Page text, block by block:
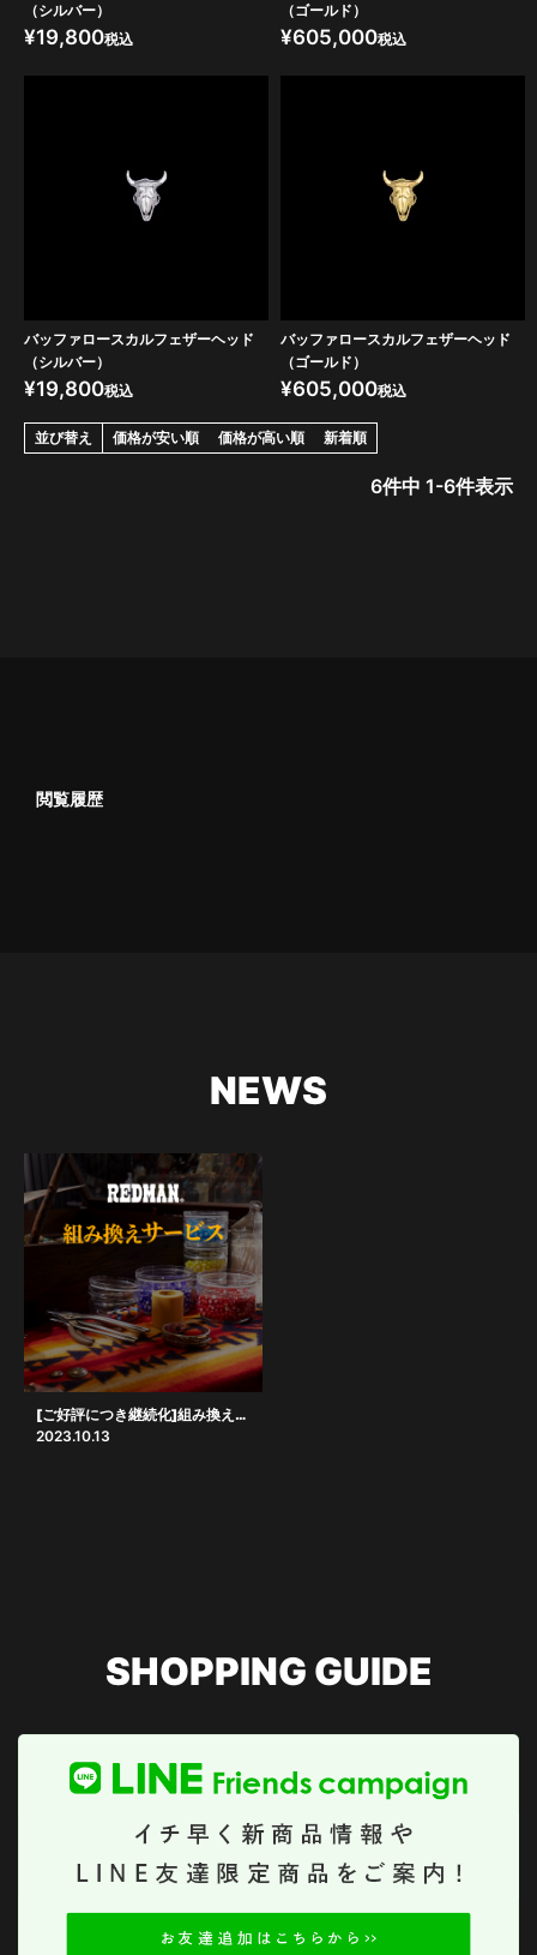
（シルバー）
¥19,800税込
（ゴールド）
¥605,000税込
バッファロースカルフェザーヘッド
（シルバー）
¥19,800税込
バッファロースカルフェザーヘッド
（ゴールド）
¥605,000税込
並び替え 価格が安い順 価格が高い順 新着順
6件中 1-6件表示
閲覧履歴
NEWS
[ご好評につき継続化]組み換えサービス
2023.10.13
SHOPPING GUIDE